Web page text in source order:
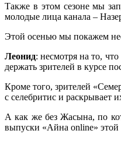
Также в этом сезоне мы
молодые лица канала –
Этой осенью мы покажем
Леонид: несмотря на то,
держать зрителей в курсе
Кроме того, зрителей
с селебритис и раскрывает
А как же без Жасына, по
выпуски «Айна online» этой